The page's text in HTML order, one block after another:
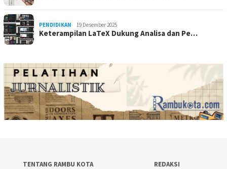
PENDIDIKAN 19 Desember 2025
Keterampilan LaTeX Dukung Analisa dan Pe…
TENTANG RAMBU KOTA
REDAKSI